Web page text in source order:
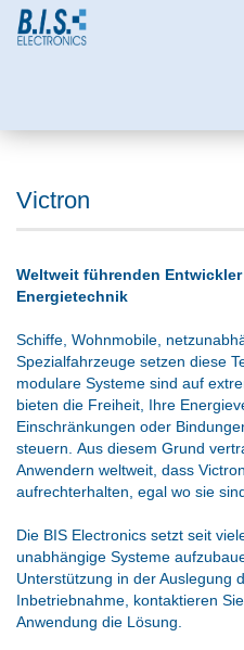
Victron
Weltweit führenden
Energietechnik
Schiffe, Wohnmobile,
Spezialfahrzeuge setzen diese
modulare Systeme sind auf
bieten die Freiheit, Ihre
Einschränkungen oder
steuern. Aus diesem Grund
Anwendern weltweit, dass
aufrechterhalten, egal wo sie
Die BIS Electronics setzt seit
unabhängige Systeme
Unterstützung in der Auslegung
Inbetriebnahme, kontaktieren
Anwendung die Lösung.